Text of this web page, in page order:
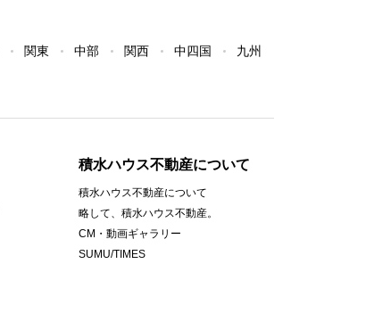
関東 中部 関西 中四国 九州
積水ハウス不動産について
積水ハウス不動産について
略して、積水ハウス不動産。
CM・動画ギャラリー
SUMU/TIMES